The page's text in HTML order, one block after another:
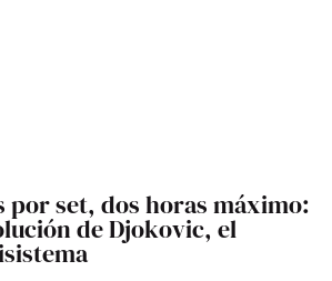
por set, dos horas máximo:
de Djokovic, el